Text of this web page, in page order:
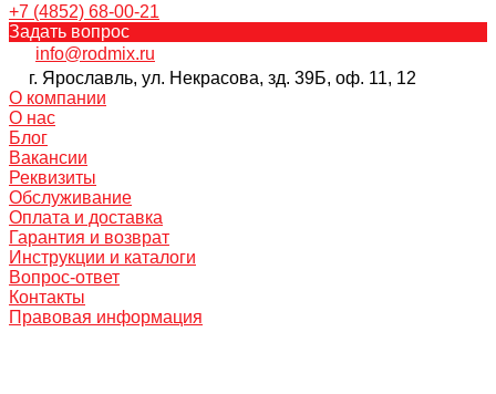
+7 (4852) 68-00-21
Задать вопрос
info@rodmix.ru
г. Ярославль, ул. Некрасова, зд. 39Б, оф. 11, 12
О компании
О нас
Блог
Вакансии
Реквизиты
Обслуживание
Оплата и доставка
Гарантия и возврат
Инструкции и каталоги
Вопрос-ответ
Контакты
Правовая информация